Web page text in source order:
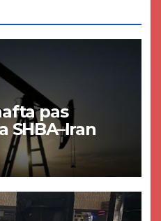
pas
SHBA–Iran